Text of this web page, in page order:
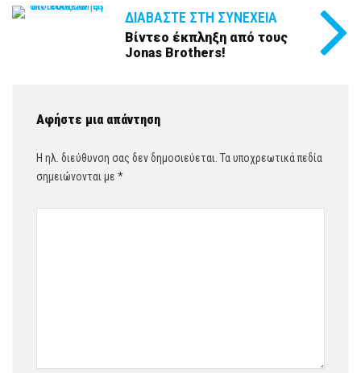
ΔΙΑΒΆΣΤΕ ΣΤΗ ΣΥΝΈΧΕΙΑ
Βίντεο έκπληξη από τους
Jonas Brothers!
Αφήστε μια απάντηση
Η ηλ. διεύθυνση σας δεν δημοσιεύεται. Τα υποχρεωτικά πεδία
σημειώνονται με *